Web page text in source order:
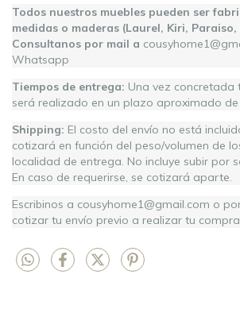
Todos nuestros muebles pueden ser
medidas o maderas (Laurel, Kiri,
Consultanos por mail a
Whatsapp
Tiempos de entrega: Una vez concretada
será realizado en un plazo aproximado de
Shipping: El costo del envío no está
cotizará en función del peso/volumen de
localidad de entrega. No incluye subir por
En caso de requerirse, se cotizará aparte.
Escribinos a cousyhome1@gmail.com o
cotizar tu envío previo a realizar tu